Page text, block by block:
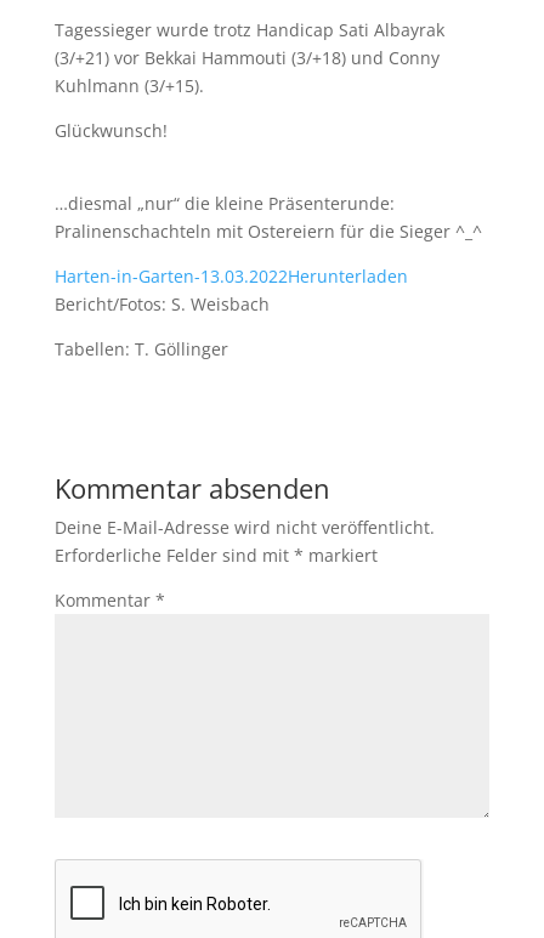
Tagessieger wurde trotz Handicap Sati Albayrak
(3/+21) vor Bekkai Hammouti (3/+18) und Conny
Kuhlmann (3/+15).
Glückwunsch!
…diesmal „nur“ die kleine Präsenterunde:
Pralinenschachteln mit Ostereiern für die Sieger ^_^
Harten-in-Garten-13.03.2022Herunterladen
Bericht/Fotos: S. Weisbach
Tabellen: T. Göllinger
Kommentar absenden
Deine E-Mail-Adresse wird nicht veröffentlicht.
Erforderliche Felder sind mit * markiert
Kommentar *